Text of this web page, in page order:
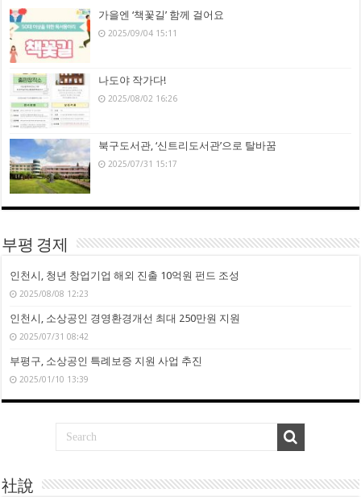
가을엔 ‘책꽃길’ 함께 걸어요
2025/09/04 15:11
나도야 작가다!
2025/08/02 16:26
북구도서관, ‘신트리도서관’으로 탈바꿈
2025/07/31 15:17
부평 경제
인천시, 청년 창업기업 해외 진출 10억원 펀드 조성
2025/08/08 12:23
인천시, 소상공인 경영환경개선 최대 250만원 지원
2025/07/31 08:42
부평구, 소상공인 특례보증 지원 사업 추진
2025/01/10 13:39
社說